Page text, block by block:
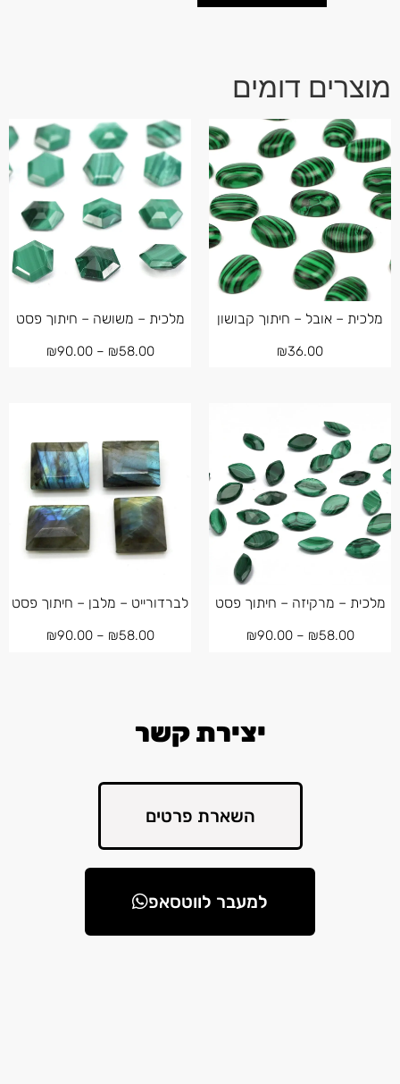
מוצרים דומים
מלכית – אובל – חיתוך קבושון
₪36.00
מלכית – משושה – חיתוך פסט
₪58.00
–
₪90.00
מלכית – מרקיזה – חיתוך פסט
₪58.00
–
₪90.00
לברדורייט – מלבן – חיתוך פסט
₪58.00
–
₪90.00
יצירת קשר
השארת פרטים
למעבר לווטסאפ